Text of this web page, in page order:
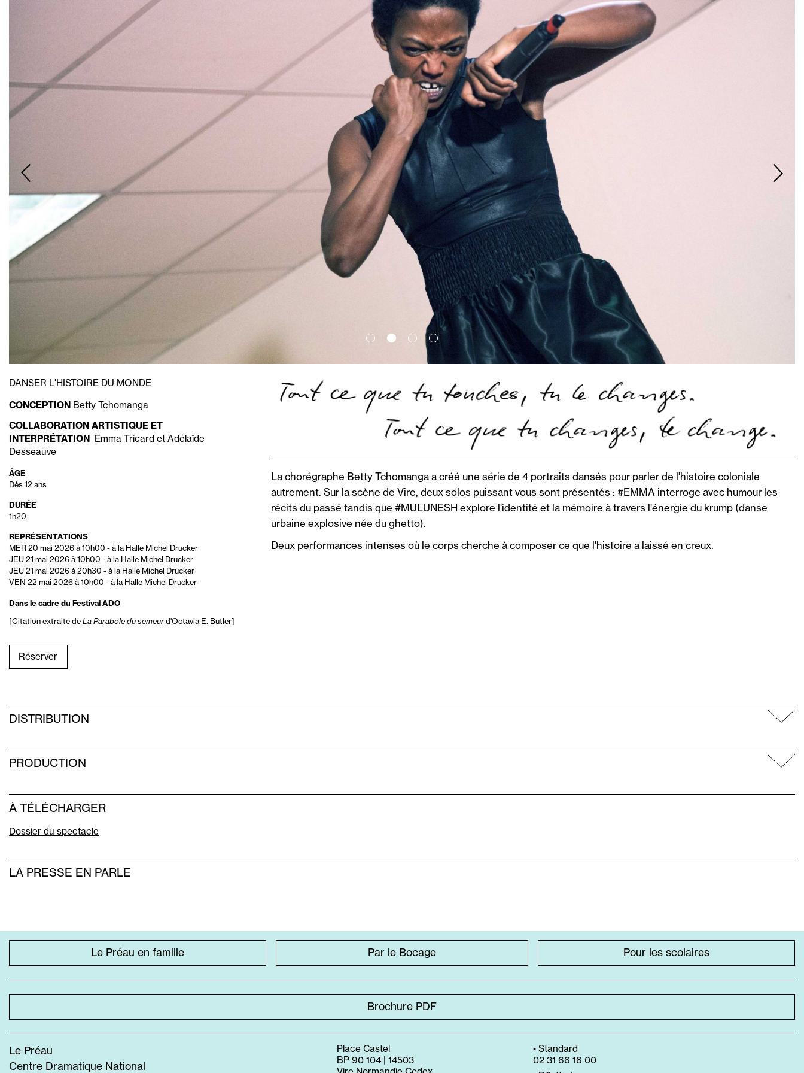
DANSER L'HISTOIRE DU MONDE
CONCEPTION Betty Tchomanga
COLLABORATION ARTISTIQUE ET
INTERPRÉTATION Emma Tricard et Adélaïde
Desseauve
ÂGE
Dès 12 ans
DURÉE
1h20
REPRÉSENTATIONS
MER 20 mai 2026 à 10h00 -à la Halle Michel Drucker
JEU 21 mai 2026 à 10h00 -à la Halle Michel Drucker
JEU 21 mai 2026 à 20h30 -à la Halle Michel Drucker
VEN 22 mai 2026 à 10h00 -à la Halle Michel Drucker
Dans le cadre du Festival ADO
[Citation extraite deLa Parabole du semeurd'Octavia E. Butler]
Réserver
La chorégraphe Betty Tchomanga a créé une série de 4 portraits dansés pour parler de l'histoire coloniale
autrement. Sur la scène de Vire, deux solos puissant vous sont présentés : #EMMA interroge avec humour les
récits du passé tandis que #MULUNESH explore l'identité et la mémoire à travers l'énergie du krump (danse
urbaine explosive née du ghetto).
Deux performances intenses où le corps cherche à composer ce que l'histoire a laissé en creux.
DISTRIBUTION
PRODUCTION
À TÉLÉCHARGER
Dossier du spectacle
LA PRESSE EN PARLE
DIRECT
SPÉCIFIQUE
Le Préau en famille Par le Bocage Pour les scolaires
Brochure PDF
Le Préau
Centre Dramatique National
Place Castel
BP 90 104 | 14503
• Standard
02 31 66 16 00